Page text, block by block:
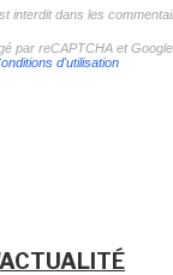
interdit dans les
par reCAPTCHA et
d'utilisation